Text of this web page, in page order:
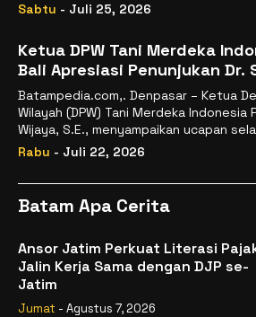
Sabtu - Juli 25, 2026
Ketua DPW Tani Merdeka
Bali Apresiasi Penunjukan Dr.
sebagai Kepala Badan Gizi
Batampedia.com,. Denpasar – Ketua
Wilayah (DPW) Tani Merdeka Indonesia
Wijaya, S.E., menyampaikan ucapan
Rabu - Juli 22, 2026
Batam Apa Cerita
Ansor Jatim Perkuat Literasi
Jalin Kerja Sama dengan DJP se-
Jatim
Jumat - Agustus 7, 2026